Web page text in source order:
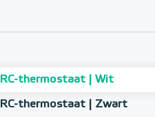
thermostaat | Wit
thermostaat | Zwart